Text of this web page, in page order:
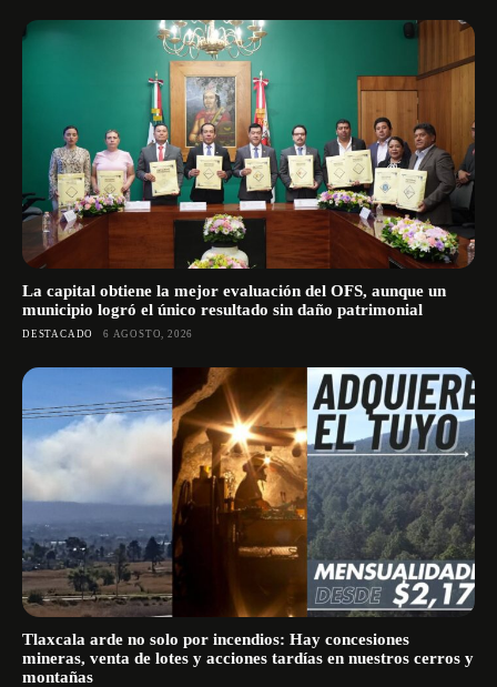
La capital obtiene la mejor evaluación del OFS, aunque un
municipio logró el único resultado sin daño patrimonial
DESTACADO 6 AGOSTO, 2026
Tlaxcala arde no solo por incendios: Hay concesiones
mineras, venta de lotes y acciones tardías en nuestros cerros y
montañas